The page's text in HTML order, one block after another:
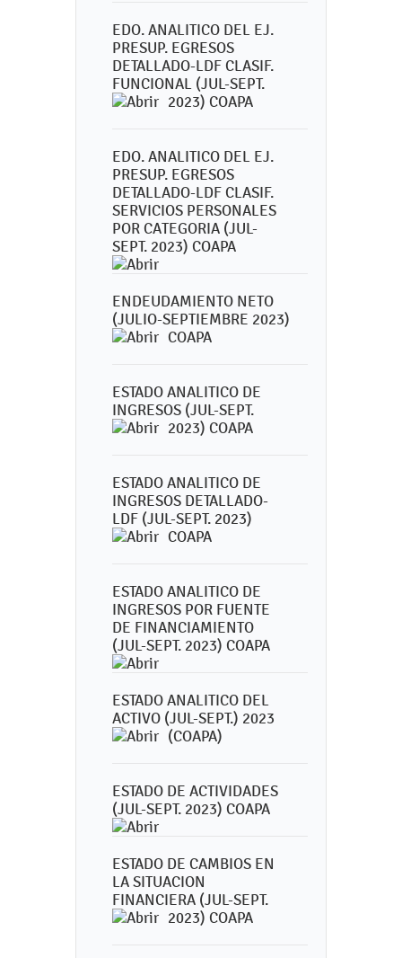
EDO. ANALITICO DEL EJ.
PRESUP. EGRESOS
DETALLADO-LDF CLASIF.
FUNCIONAL (JUL-SEPT.
2023) COAPA
EDO. ANALITICO DEL EJ.
PRESUP. EGRESOS
DETALLADO-LDF CLASIF.
SERVICIOS PERSONALES
POR CATEGORIA (JUL-
SEPT. 2023) COAPA
ENDEUDAMIENTO NETO
(JULIO-SEPTIEMBRE 2023)
COAPA
ESTADO ANALITICO DE
INGRESOS (JUL-SEPT.
2023) COAPA
ESTADO ANALITICO DE
INGRESOS DETALLADO-
LDF (JUL-SEPT. 2023)
COAPA
ESTADO ANALITICO DE
INGRESOS POR FUENTE
DE FINANCIAMIENTO
(JUL-SEPT. 2023) COAPA
ESTADO ANALITICO DEL
ACTIVO (JUL-SEPT.) 2023
(COAPA)
ESTADO DE ACTIVIDADES
(JUL-SEPT. 2023) COAPA
ESTADO DE CAMBIOS EN
LA SITUACION
FINANCIERA (JUL-SEPT.
2023) COAPA